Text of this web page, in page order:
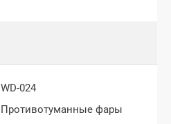
WD-024
Противотуманные фары